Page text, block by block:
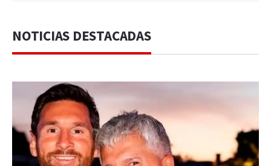
NOTICIAS DESTACADAS